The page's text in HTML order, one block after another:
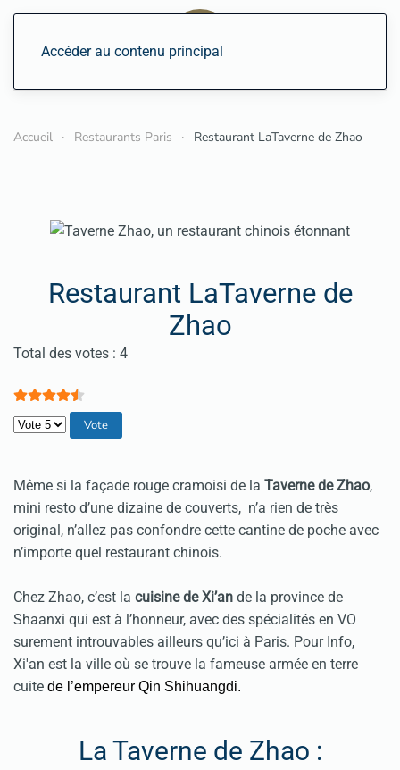
Accéder au contenu principal
Accueil Restaurants Paris Restaurant LaTaverne de Zhao
Restaurant LaTaverne de
Zhao
Vote utilisateur:4.5
Total des votes : 4
Veuillez voter
Même si la façade rouge cramoisi de la Taverne de Zhao,
mini resto d’une dizaine de couverts, n’a rien de très
original, n’allez pas confondre cette cantine de poche avec
n’importe quel restaurant chinois.
Chez Zhao, c’est la cuisine de Xi’an de la province de
Shaanxi qui est à l’honneur, avec des spécialités en VO
surement introuvables ailleurs qu’ici à Paris. Pour Info,
Xi'an est la ville où se trouve la fameuse armée en terre
cuite de l’empereur Qin Shihuangdi.
La Taverne de Zhao :